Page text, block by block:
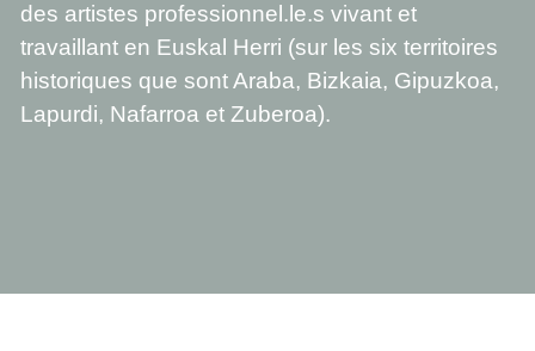
des artistes professionnel.le.s vivant et
travaillant en Euskal Herri (sur les six territoires
historiques que sont Araba, Bizkaia, Gipuzkoa,
Lapurdi, Nafarroa et Zuberoa).